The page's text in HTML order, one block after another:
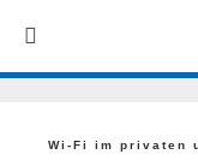
Wi-Fi im privaten